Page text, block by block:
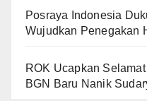
Posraya Indonesia
Wujudkan Penegakan
ROK Ucapkan
BGN Baru Nanik